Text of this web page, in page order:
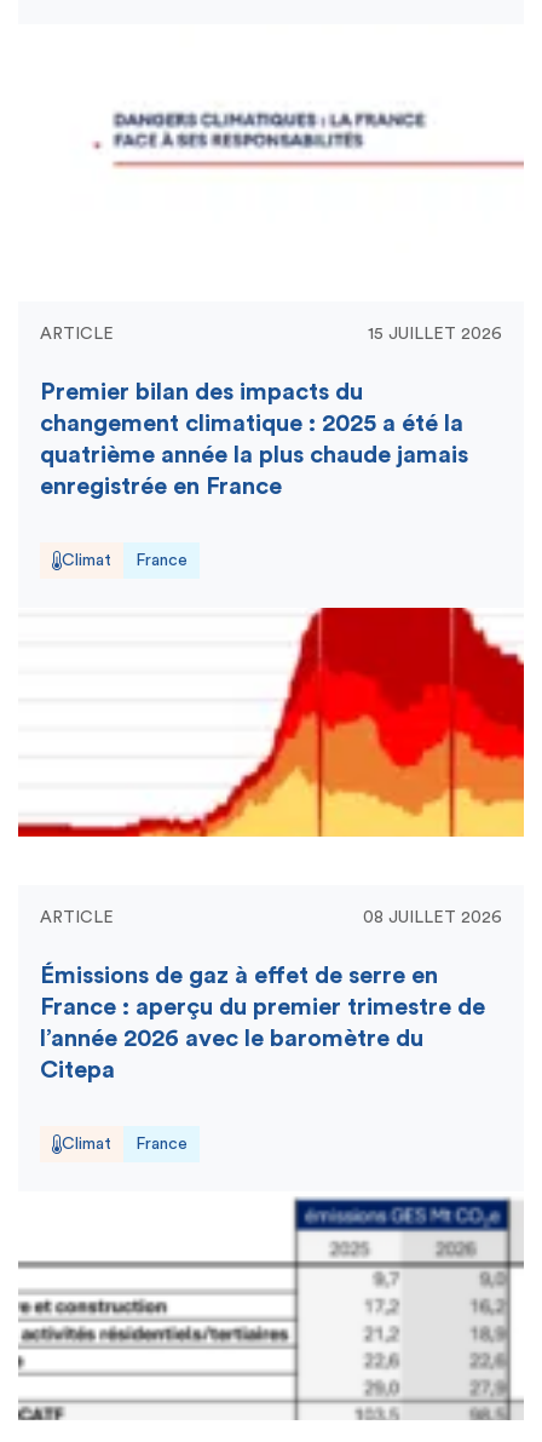
ARTICLE 15 JUILLET 2026
Premier bilan des impacts du
changement climatique : 2025 a été la
quatrième année la plus chaude jamais
enregistrée en France
Climat France
ARTICLE 08 JUILLET 2026
Émissions de gaz à effet de serre en
France : aperçu du premier trimestre de
l’année 2026 avec le baromètre du
Citepa
Climat France